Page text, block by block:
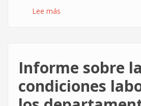
Lee más
el
conflicto
de
Hewlett-
Informe sobre
condiciones